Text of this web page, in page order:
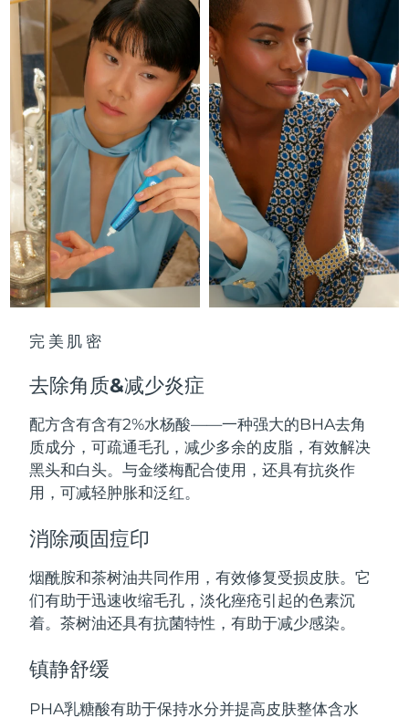
完美肌密
去除角质&减少炎症
配方含有含有2%水杨酸——一种强大的BHA去角
质成分，可疏通毛孔，减少多余的皮脂，有效解决
黑头和白头。与金缕梅配合使用，还具有抗炎作
用，可减轻肿胀和泛红。
消除顽固痘印
烟酰胺和茶树油共同作用，有效修复受损皮肤。它
们有助于迅速收缩毛孔，淡化痤疮引起的色素沉
着。茶树油还具有抗菌特性，有助于减少感染。
镇静舒缓
PHA乳糖酸有助于保持水分并提高皮肤整体含水
全部购买
FOREO APP
关于我们
泽西岛 预计送达日期 8/17/26
哈萨克斯坦 预计送达日期8/14/26
科威特 预计送达日期8/12/26
拉脱维亚 预计送达日期 8/12/26
黎巴嫩 预计送达日期 8/13/26
立陶宛 预计送达日期8/12/26
卢森堡 预计送达日期8/12/26
中国澳门特别行政区
马来西亚
马耳他 预计送达日期 8/12/26
墨西哥 预计送达日期 8/16/26
摩纳哥
荷兰
新西兰 预计送达日期 8/12/26
挪威 预计送达日期8/12/26
阿曼